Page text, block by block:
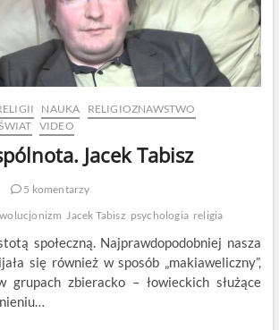
NAUKA
RELIGIOZNAWSTWO
VIDEO
Jacek Tabisz
5 komentarzy
Jacek Tabisz psychologia religia
społeczną. Najprawdopodobniej nasza
się również w sposób „makiaweliczny”,
grupach zbieracko – łowieckich służące